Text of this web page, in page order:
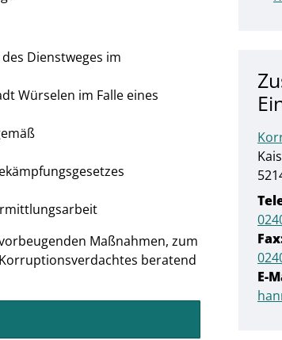
Dienstweges im
Würselen im Falle eines
Maßnahmen, zum
beratend
PLZ:
E-